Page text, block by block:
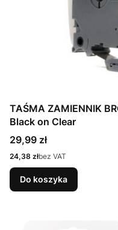
TAŚMA ZAMIENNIK
Black on Clear
Cena
29,99 zł
Cena
24,38 złbez VAT
Do koszyka